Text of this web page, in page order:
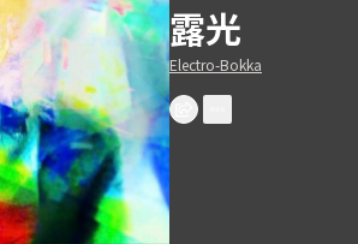
露光
Electro-Bokka